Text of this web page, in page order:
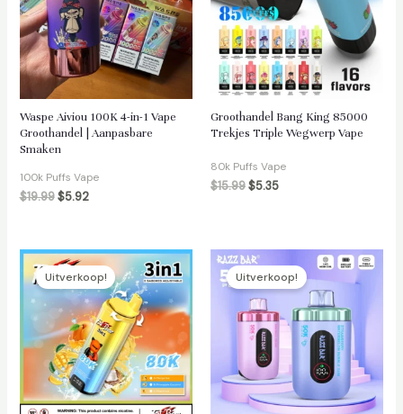
Waspe Aiviou 100K 4-in-1 Vape
Groothandel | Aanpasbare
Smaken
100k Puffs Vape
$19.99 $5.92
Groothandel Bang King 85000
Trekjes Triple Wegwerp Vape
80k Puffs Vape
$15.99$5.35
Uitverkoop! Uitverkoop!